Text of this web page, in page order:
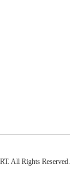
All Rights Reserved.